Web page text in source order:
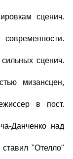
сценич.
сценич.
мизансцен,
в пост.
Данченко над
"Отелло"